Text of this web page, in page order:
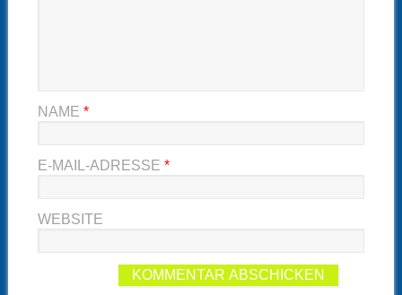
NAME *
E-MAIL-ADRESSE *
WEBSITE